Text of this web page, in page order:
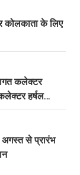
कोलकाता के लिए
कलेक्टर
हर्षल
से प्रारंभ